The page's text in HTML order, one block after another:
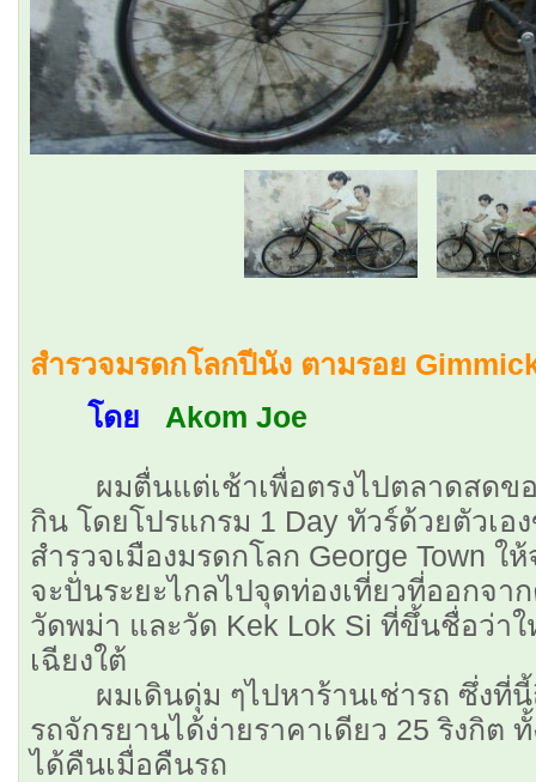
สำรวจมรดกโลกปีนัง ตามรอย
โดย
Akom Joe
ผมตื่นแต่เช้าเพื่อตรงไปตลาดสดข
กิน โดยโปรแกรม 1 Day ทัวร์ด้วยตัวเอ
สำรวจเมืองมรดกโลก George Town ใ
จะปั่นระยะไกลไปจุดท่องเที่ยวที่ออกจา
วัดพม่า และวัด Kek Lok Si ที่ขึ้นชื่อว่า
เฉียงใต้
ผมเดินดุ่ม ๆไปหาร้านเช่ารถ ซึ่งที่
รถจักรยานได้ง่ายราคาเดียว 25 ริงกิต
ได้คืนเมื่อคืนรถ